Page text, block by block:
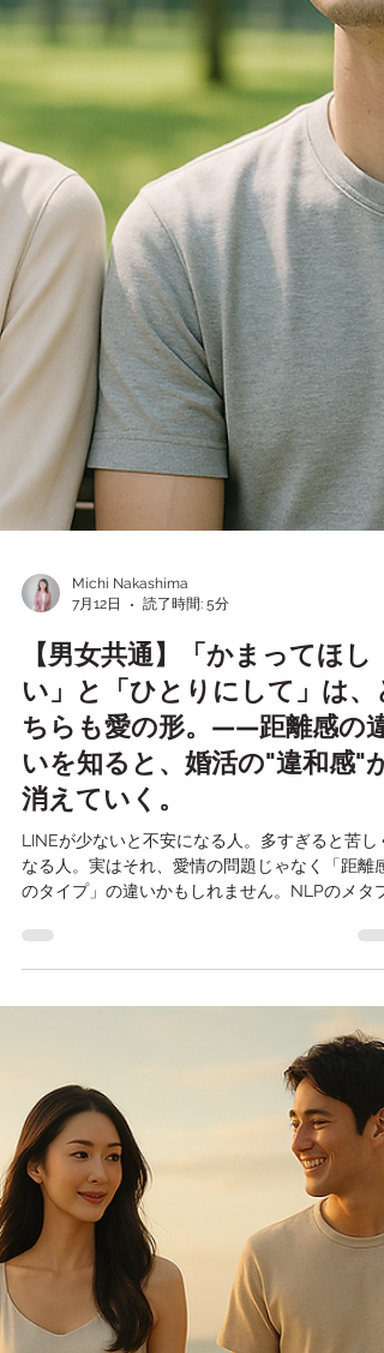
Michi Nakashima
【男女共通】「かまってほし
い」と「ひとりにして」は、
ちらも愛の形。——距離感の違
いを知ると、婚活の"違和感"が
消えていく。
LINEが少ないと不安になる人。多すぎると苦しく
なる人。実はそれ、愛情の問題じゃなく「距離感
のタイプ」の違いかもしれません。NLPのメタプ
ログラムで読み解く、ふたりの心地よい距離のつ
くり方を、心理カウンセラー仲人の中嶋美知がお
伝えします。